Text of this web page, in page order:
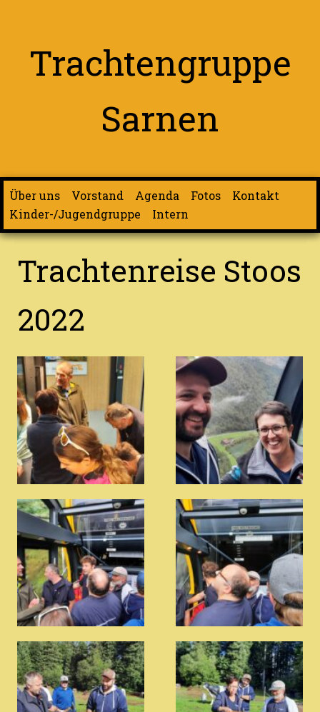
Trachtengruppe
Sarnen
Über uns Vorstand Agenda Fotos
Kontakt
Kinder-/Jugendgruppe
Intern
Trachtenreise Stoos
2022